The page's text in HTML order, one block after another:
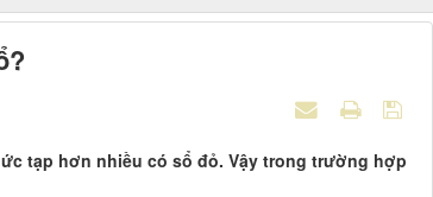
tạp hơn nhiều có sổ đỏ. Vậy trong trường hợp